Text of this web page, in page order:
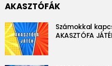
AKASZTÓFÁK
Számokkal
AKASZTÓFA